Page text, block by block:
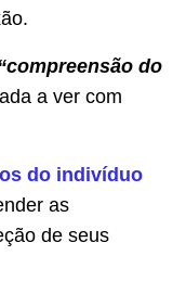
do
a ver com
do indivíduo
as
de seus